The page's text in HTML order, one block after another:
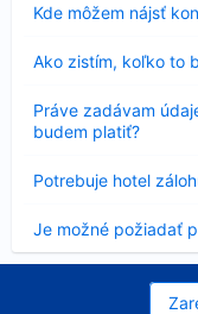
Kde môžem nájsť
sa
Ako zistím, koľko to
sa
Práve zadávam
budem platiť?
sa
Potrebuje hotel
sa
Je možné požiadať
sa